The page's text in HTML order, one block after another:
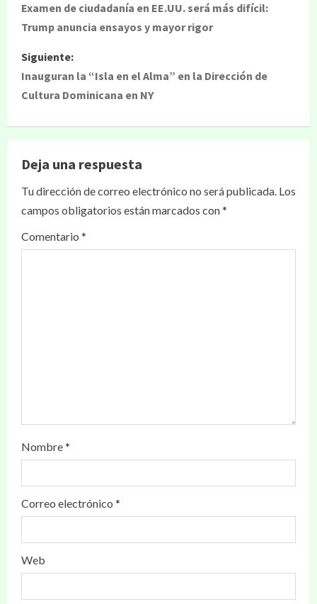
Examen de ciudadanía en EE.UU. será más difícil:
Trump anuncia ensayos y mayor rigor
Siguiente:
Inauguran la “Isla en el Alma” en la Dirección de
Cultura Dominicana en NY
Deja una respuesta
Tu dirección de correo electrónico no será publicada. Los
campos obligatorios están marcados con*
Comentario *
Nombre*
Correo electrónico *
Web